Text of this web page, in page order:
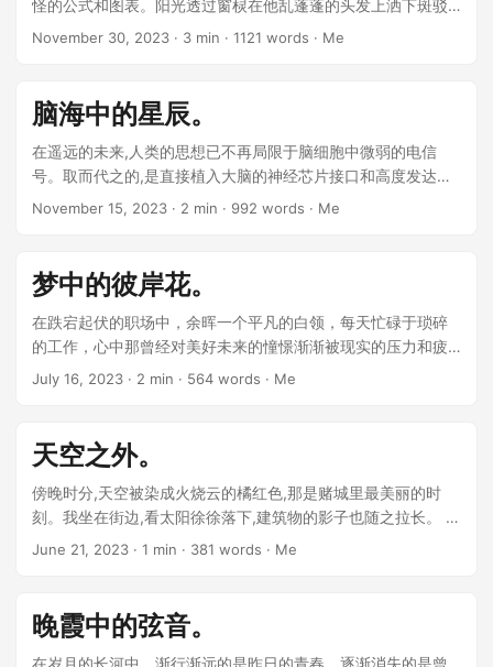
怪的公式和图表。阳光透过窗棂在他乱蓬蓬的头发上洒下斑驳
的光影,他却全然未觉,只一心扑在眼前的算式上。 ...
November 30, 2023 · 3 min · 1121 words · Me
脑海中的星辰。
在遥远的未来,人类的思想已不再局限于脑细胞中微弱的电信
号。取而代之的,是直接植入大脑的神经芯片接口和高度发达的
人工智能系统。 我叫做艾利克斯,是一名思维工程师。我的工作
November 15, 2023 · 2 min · 992 words · Me
梦中的彼岸花。
在跌宕起伏的职场中，余晖一个平凡的白领，每天忙碌于琐碎
的工作，心中那曾经对美好未来的憧憬渐渐被现实的压力和疲
惫所消磨。然而，在命运的安排下，一场意外的邂逅，将使他
July 16, 2023 · 2 min · 564 words · Me
天空之外。
傍晚时分,天空被染成火烧云的橘红色,那是赌城里最美丽的时
刻。我坐在街边,看太阳徐徐落下,建筑物的影子也随之拉长。 一
个男孩走过来,手里拿着一把彩色风筝。那风筝上绘着一棵参天
June 21, 2023 · 1 min · 381 words · Me
晚霞中的弦音。
在岁月的长河中，渐行渐远的是昨日的青春，逐渐消失的是曾